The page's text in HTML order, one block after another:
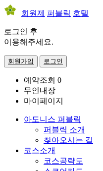
회원제 퍼블릭 호텔
로그인 후
이용해주세요.
회원가입 로그인
예약조회 0
무인내장
마이페이지
아도니스 퍼블릭
퍼블릭 소개
찾아오시는 길
코스소개
코스공략도